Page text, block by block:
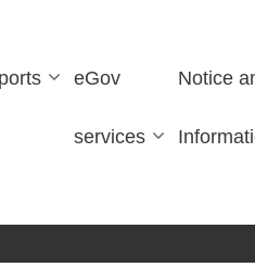
eGov
services
Notice